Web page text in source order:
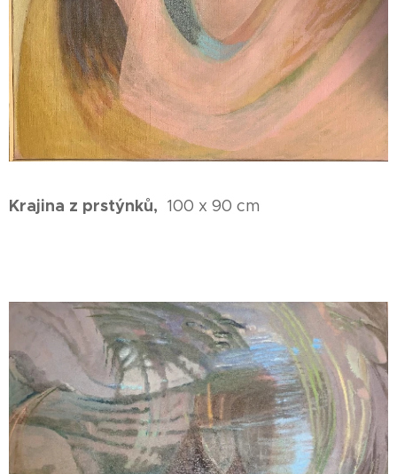
Krajina z prstýnků, 100 x 90 cm